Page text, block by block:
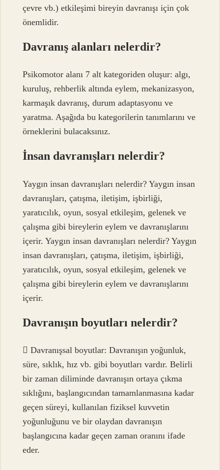
çevre vb.) etkileşimi bireyin davranışı için çok
önemlidir.
Davranış alanları nelerdir?
Psikomotor alanı 7 alt kategoriden oluşur: algı,
kuruluş, rehberlik altında eylem, mekanizasyon,
karmaşık davranış, durum adaptasyonu ve
yaratma. Aşağıda bu kategorilerin tanımlarını ve
örneklerini bulacaksınız.
İnsan davranışları nelerdir?
Yaygın insan davranışları nelerdir? Yaygın insan
davranışları, çatışma, iletişim, işbirliği,
yaratıcılık, oyun, sosyal etkileşim, gelenek ve
çalışma gibi bireylerin eylem ve davranışlarını
içerir. Yaygın insan davranışları nelerdir? Yaygın
insan davranışları, çatışma, iletişim, işbirliği,
yaratıcılık, oyun, sosyal etkileşim, gelenek ve
çalışma gibi bireylerin eylem ve davranışlarını
içerir.
Davranışın boyutları nelerdir?
 Davranışsal boyutlar: Davranışın yoğunluk,
süre, sıklık, hız vb. gibi boyutları vardır. Belirli
bir zaman diliminde davranışın ortaya çıkma
sıklığını, başlangıcından tamamlanmasına kadar
geçen süreyi, kullanılan fiziksel kuvvetin
yoğunluğunu ve bir olaydan davranışın
başlangıcına kadar geçen zaman oranını ifade
eder.